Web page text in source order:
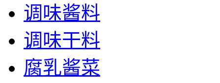
调味酱料
调味干料
腐乳酱菜